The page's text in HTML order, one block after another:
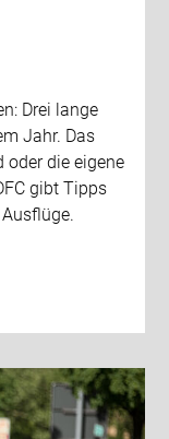
Drei lange
Jahr. Das
oder die eigene
gibt Tipps